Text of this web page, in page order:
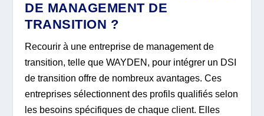
DE MANAGEMENT DE
TRANSITION ?
Recourir à une entreprise de management de
transition, telle que WAYDEN, pour intégrer un DSI
de transition offre de nombreux avantages. Ces
entreprises sélectionnent des profils qualifiés selon
les besoins spécifiques de chaque client. Elles